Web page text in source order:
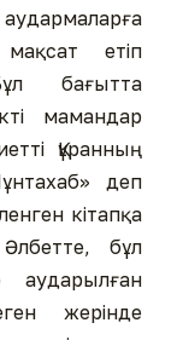
етіп
бағытта
мамандар
Құранның
деп
кітапқа
бұл
аударылған
жерінде